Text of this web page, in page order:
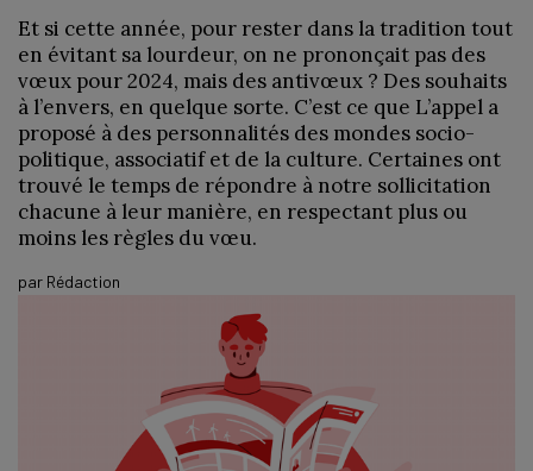
Et si cette année, pour rester dans la tradition tout
en évitant sa lourdeur, on ne prononçait pas des
vœux pour 2024, mais des antivœux ? Des souhaits
à l’envers, en quelque sorte. C’est ce que L’appel a
proposé à des personnalités des mondes socio-
politique, associatif et de la culture. Certaines ont
trouvé le temps de répondre à notre sollicitation
chacune à leur manière, en respectant plus ou
moins les règles du vœu.
par Rédaction